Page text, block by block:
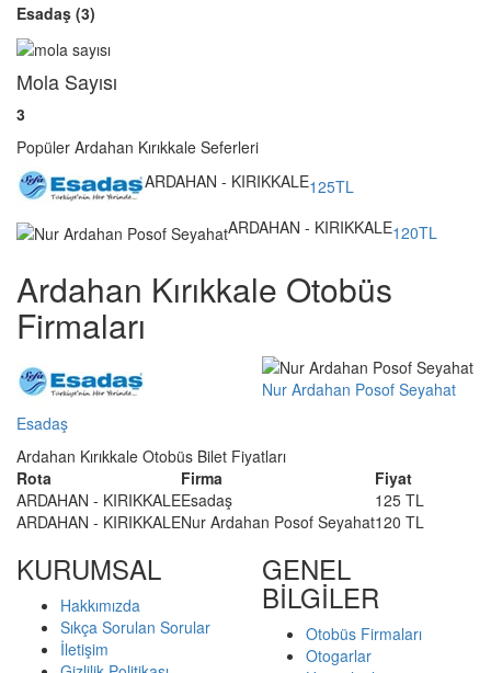
Esadaş (3)
Mola Sayısı
3
Popüler Ardahan Kırıkkale Seferleri
ARDAHAN - KIRIKKALE125TL
ARDAHAN - KIRIKKALE120TL
Ardahan Kırıkkale Otobüs
Firmaları
Esadaş
Nur Ardahan Posof Seyahat
Ardahan Kırıkkale Otobüs Bilet Fiyatları
Rota
Firma
Fiyat
ARDAHAN - KIRIKKALEEsadaş
125 TL
ARDAHAN - KIRIKKALENur Ardahan Posof Seyahat120 TL
KURUMSAL
Hakkımızda
Sıkça Sorulan Sorular
İletişim
GENEL
BİLGİLER
Otobüs Firmaları
Otogarlar